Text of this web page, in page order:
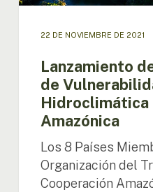
22 DE NOVIEMBRE DE 2021
Lanzamiento
de
Hidroclimática
Amazónica
Los 8 Países
Organización del
Cooperación